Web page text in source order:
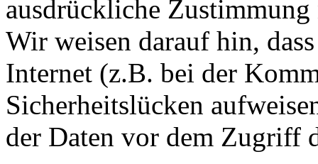
ausdrückliche
Wir weisen darauf hin,
Internet (z.B. bei der
Sicherheitslücken
der Daten vor dem Zugriff